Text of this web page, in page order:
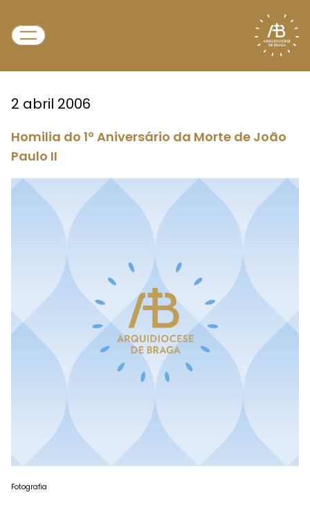
2 abril 2006
Homilia do 1º Aniversário da Morte de João
Paulo II
Fotografia